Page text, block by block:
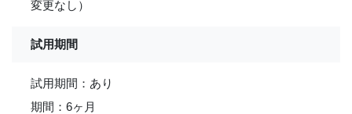
変更なし）
試用期間
試用期間：あり
期間：6ヶ月